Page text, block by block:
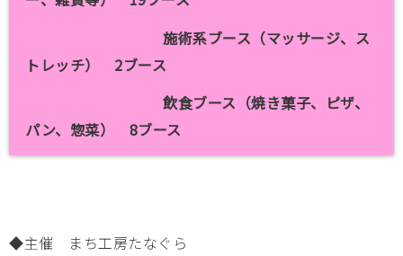
施術系ブース（マッサージ、ス
トレッチ） 2ブース
飲食ブース（焼き菓子、ピザ、
パン、惣菜） 8ブース
◆主催 まち工房たなぐら